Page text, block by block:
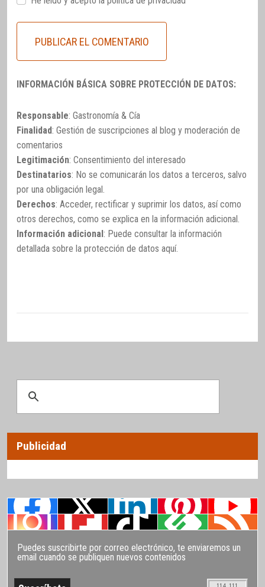
INFORMACIÓN BÁSICA SOBRE PROTECCIÓN DE DATOS:
Responsable: Gastronomía & Cía
Finalidad: Gestión de suscripciones al blog y moderación de
comentarios
Legitimación: Consentimiento del interesado
Destinatarios: No se comunicarán los datos a terceros, salvo
por una obligación legal.
Derechos: Acceder, rectificar y suprimir los datos, así como
otros derechos, como se explica en la información adicional.
Información adicional: Puede consultar la información
detallada sobre la protección de datos aquí.
Publicidad
Puedes suscribirte por correo electrónico, te enviaremos un
email cuando se publiquen nuevos contenidos
114.111